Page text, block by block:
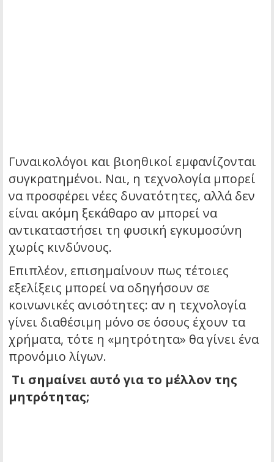
Γυναικολόγοι και βιοηθικοί εμφανίζονται
συγκρατημένοι. Ναι, η τεχνολογία μπορεί
να προσφέρει νέες δυνατότητες, αλλά δεν
είναι ακόμη ξεκάθαρο αν μπορεί να
αντικαταστήσει τη φυσική εγκυμοσύνη
χωρίς κινδύνους.
Επιπλέον, επισημαίνουν πως τέτοιες
εξελίξεις μπορεί να οδηγήσουν σε
κοινωνικές ανισότητες: αν η τεχνολογία
γίνει διαθέσιμη μόνο σε όσους έχουν τα
χρήματα, τότε η «μητρότητα» θα γίνει ένα
προνόμιο λίγων.
Τι σημαίνει αυτό για το μέλλον της
μητρότητας;